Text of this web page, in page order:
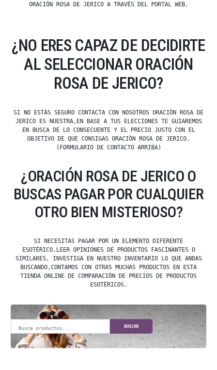
ORACIÓN ROSA DE JERICO A TRAVÉS DEL PORTAL WEB.
¿NO ERES CAPAZ DE DECIDIRTE
AL SELECCIONAR ORACIÓN
ROSA DE JERICO?
SI NO ESTÁS SEGURO CONTACTA CON NOSOTROS ORACIÓN ROSA DE
JERICO ES NUESTRA,EN BASE A TUS ELECCIONES TE GUIAREMOS
EN BUSCA DE LO CONSECUENTE Y EL PRECIO JUSTO CON EL
OBJETIVO DE QUE CONSIGAS ORACIÓN ROSA DE JERICO.
(FORMULARIO DE CONTACTO ARRIBA)
¿ORACIÓN ROSA DE JERICO O
BUSCAS PAGAR POR CUALQUIER
OTRO BIEN MISTERIOSO?
SI NECESITAS PAGAR POR UN ELEMENTO DIFERENTE
ESOTÉRICO,LEER OPINIONES DE PRODUCTOS FASCINANTES O
SIMILARES, INVESTIGA EN NUESTRO INVENTARIO LO QUE ANDAS
BUSCANDO,CONTAMOS CON OTRAS MUCHAS PRODUCTOS EN ESTA
TIENDA ONLINE DE COMPARACIÓN DE PRECIOS DE PRODUCTOS
ESOTÉRICOS.
BUSCAR